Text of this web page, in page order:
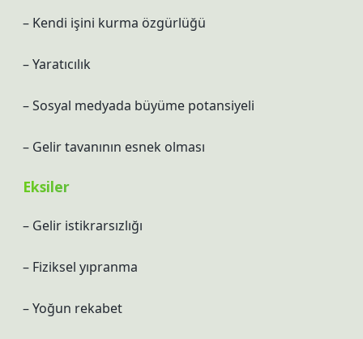
– Kendi işini kurma özgürlüğü
– Yaratıcılık
– Sosyal medyada büyüme potansiyeli
– Gelir tavanının esnek olması
Eksiler
– Gelir istikrarsızlığı
– Fiziksel yıpranma
– Yoğun rekabet